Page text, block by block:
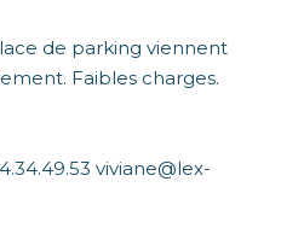
de parking viennent
Faibles charges.
viviane@lex-